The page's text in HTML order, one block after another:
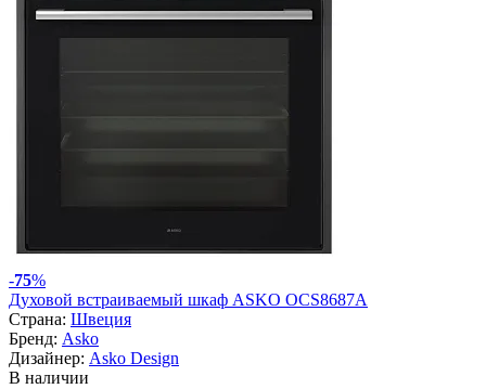
-75%
Духовой встраиваемый шкаф ASKO OCS8687A
Страна: Швеция
Бренд: Asko
Дизайнер: Asko Design
В наличии